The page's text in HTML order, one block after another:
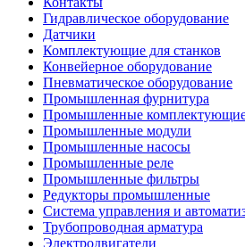
Гидравлическое оборудование
Датчики
Комплектующие для станков
Конвейерное оборудование
Пневматическое оборудование
Промышленная фурнитура
Промышленные
Промышленные модули
Промышленные насосы
Промышленные реле
Промышленные фильтры
Редукторы промышленные
Система управления и
Трубопроводная арматура
Электродвигатели